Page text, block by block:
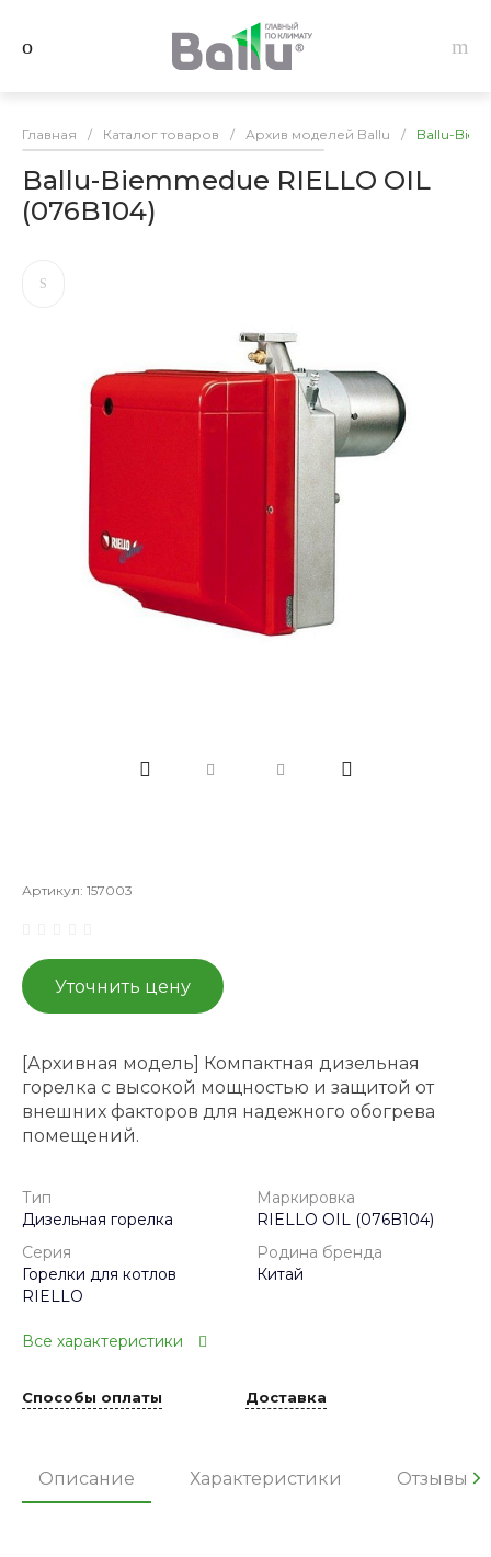
Главная / Каталог товаров / Архив моделей Ballu / Ballu-
Ballu-Biemmedue RIELLO OIL
(076B104)
Артикул: 157003
Уточнить цену
[Архивная модель] Компактная дизельная
горелка с высокой мощностью и защитой от
внешних факторов для надежного обогрева
помещений.
Тип
Дизельная горелка
Маркировка
RIELLO OIL (076B104)
Серия
Горелки для котлов
RIELLO
Родина бренда
Китай
Все характеристики
Способы оплаты Доставка
Описание Характеристики Отзывы